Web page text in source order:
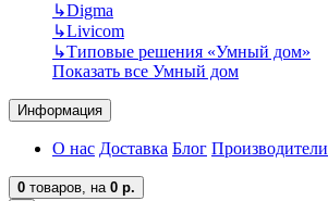
↳Digma
↳Livicom
↳Типовые решения «Умный дом»
Показать все Умный дом
Информация
О нас Доставка Блог Производители
0 товаров, на 0 р.